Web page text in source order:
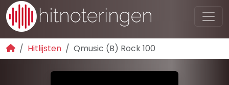
Hitlijsten Qmusic (B) Rock 100